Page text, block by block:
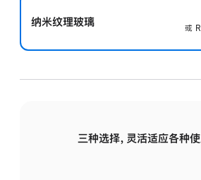
纳米纹理玻璃
或
三种选择，灵活适应各种使